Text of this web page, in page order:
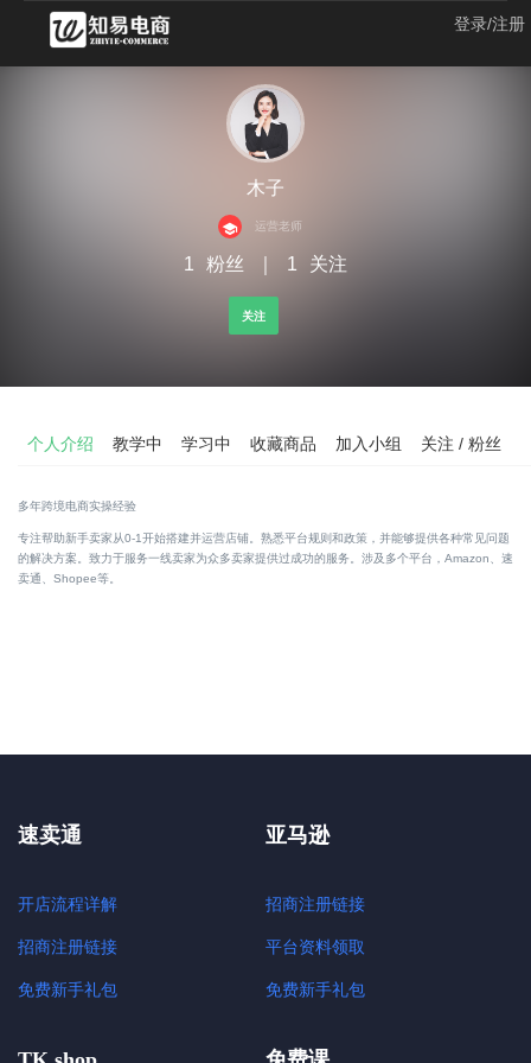
登录/注册
木子
运营老师
1 粉丝 1 关注
关注
个人介绍 教学中 学习中 收藏商品 加入小组 关注 / 粉丝
多年跨境电商实操经验
专注帮助新手卖家从0-1开始搭建并运营店铺。熟悉平台规则和政策，并能够提供各种常见问题
的解决方案。致力于服务一线卖家为众多卖家提供过成功的服务。涉及多个平台，Amazon、速
卖通、Shopee等。
速卖通
开店流程详解
招商注册链接
免费新手礼包
亚马逊
招商注册链接
平台资料领取
免费新手礼包